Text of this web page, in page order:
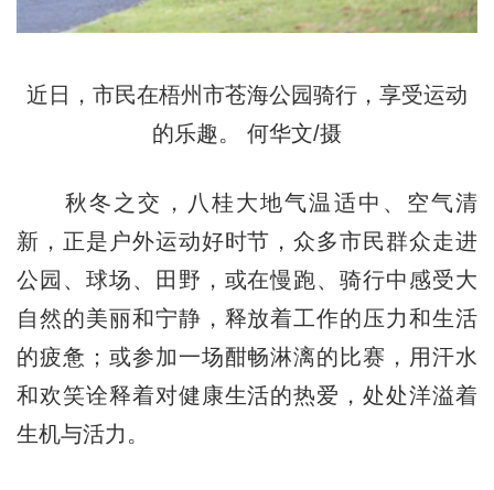
近日，市民在梧州市苍海公园骑行，享受运动
的乐趣。 何华文/摄
秋冬之交，八桂大地气温适中、空气清
新，正是户外运动好时节，众多市民群众走进
公园、球场、田野，或在慢跑、骑行中感受大
自然的美丽和宁静，释放着工作的压力和生活
的疲惫；或参加一场酣畅淋漓的比赛，用汗水
和欢笑诠释着对健康生活的热爱，处处洋溢着
生机与活力。